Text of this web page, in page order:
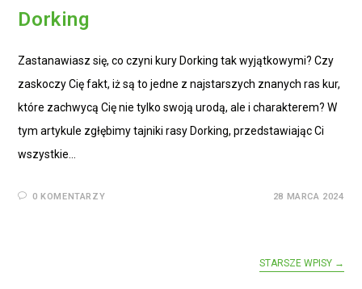
Dorking
Zastanawiasz się, co czyni kury Dorking tak wyjątkowymi? Czy
zaskoczy Cię fakt, iż są to jedne z najstarszych znanych ras kur,
które zachwycą Cię nie tylko swoją urodą, ale i charakterem? W
tym artykule zgłębimy tajniki rasy Dorking, przedstawiając Ci
wszystkie…
0 KOMENTARZY 28 MARCA 2024
STARSZE WPISY →